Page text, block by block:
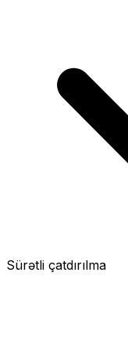
Sürətli çatdırılma